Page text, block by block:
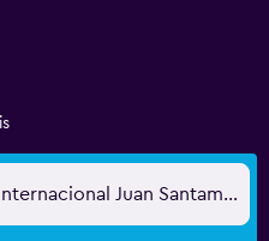
San José, Costa Rica - Internacional Juan Santamaría (SJO)